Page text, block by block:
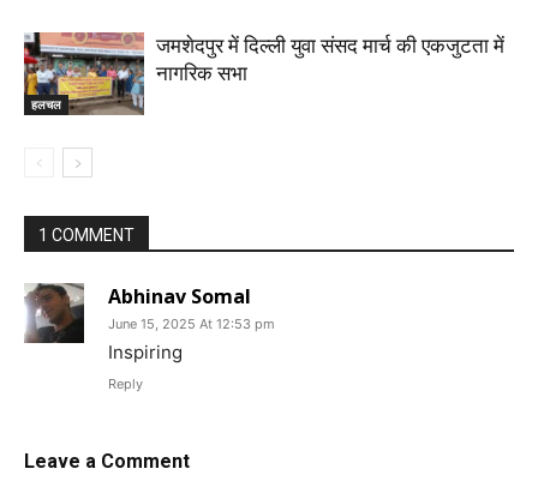
हलचल
जमशेदपुर में दिल्ली युवा संसद मार्च की एकजुटता में
नागरिक सभा
1 COMMENT
Abhinav Somal
June 15, 2025 At 12:53 pm
Inspiring
Reply
Leave a Comment